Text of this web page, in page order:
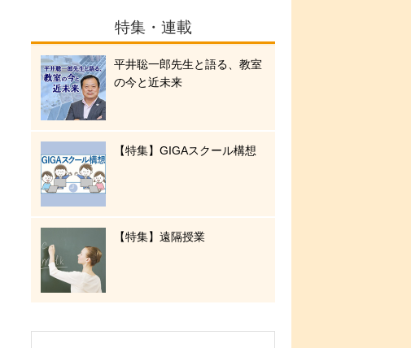
特集・連載
平井聡一郎先生と語る、教室
の今と近未来
【特集】GIGAスクール構想
【特集】遠隔授業